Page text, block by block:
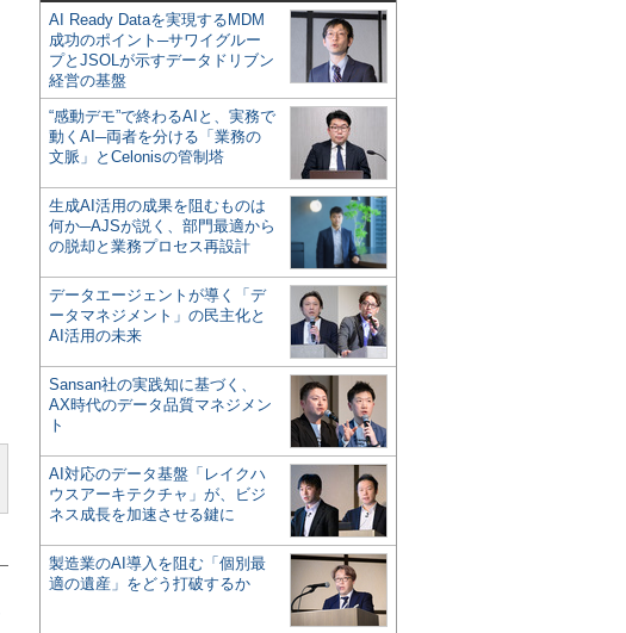
AI Ready Dataを実現するMDM
成功のポイント─サワイグルー
プとJSOLが示すデータドリブン
経営の基盤
“感動デモ”で終わるAIと、実務で
動くAI─両者を分ける「業務の
文脈」とCelonisの管制塔
生成AI活用の成果を阻むものは
何か─AJSが説く、部門最適から
の脱却と業務プロセス再設計
データエージェントが導く「デ
ータマネジメント」の民主化と
AI活用の未来
Sansan社の実践知に基づく、
AX時代のデータ品質マネジメン
ト
AI対応のデータ基盤「レイクハ
ウスアーキテクチャ」が、ビジ
ネス成長を加速させる鍵に
製造業のAI導入を阻む「個別最
適の遺産」をどう打破するか